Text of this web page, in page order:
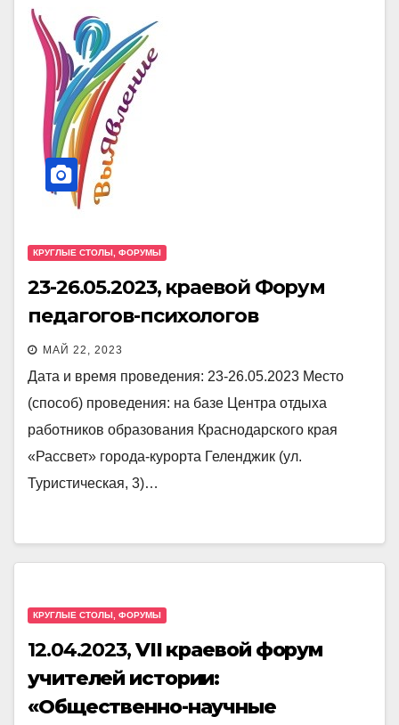
КРУГЛЫЕ СТОЛЫ, ФОРУМЫ
23-26.05.2023, краевой Форум
педагогов-психологов
МАЙ 22, 2023
Дата и время проведения: 23-26.05.2023 Место
(способ) проведения: на базе Центра отдыха
работников образования Краснодарского края
«Рассвет» города-курорта Геленджик (ул.
Туристическая, 3)…
КРУГЛЫЕ СТОЛЫ, ФОРУМЫ
12.04.2023,VII краевой форум
учителей истории:
«Общественно-научные